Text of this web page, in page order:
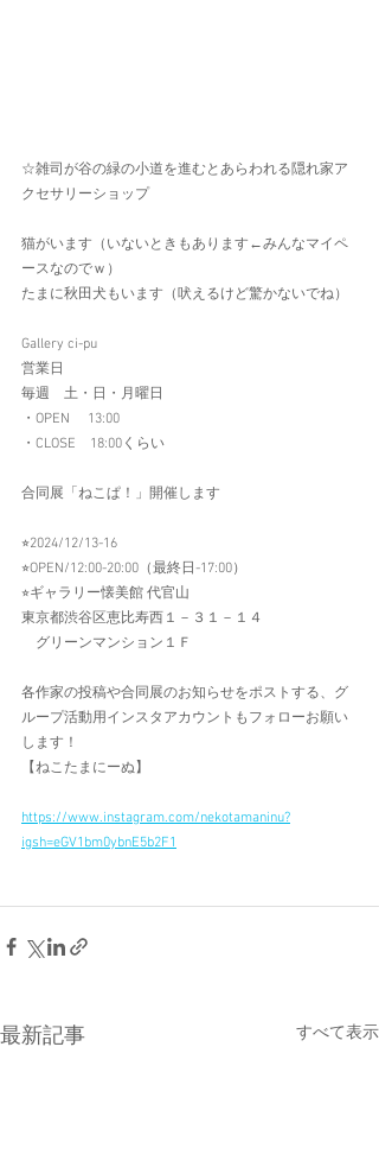
☆雑司が谷の緑の小道を進むとあらわれる隠れ家ア
クセサリーショップ
猫がいます（いないときもあります←みんなマイペ
ースなのでｗ）
たまに秋田犬もいます（吠えるけど驚かないでね）
Gallery ci-pu
営業日
毎週　土・日・月曜日
・OPEN 　13:00
・CLOSE　18:00くらい
合同展「ねこぱ！」開催します
⭐︎2024/12/13-16
⭐︎OPEN/12:00-20:00（最終日-17:00）
⭐︎ギャラリー懐美館 代官山
東京都渋谷区恵比寿西１－３１－１４
グリーンマンション１Ｆ
各作家の投稿や合同展のお知らせをポストする、グ
ループ活動用インスタアカウントもフォローお願い
します！
【ねこたまにーぬ】
https://www.instagram.com/nekotamaninu?
igsh=eGV1bm0ybnE5b2F1
最新記事 すべて表示